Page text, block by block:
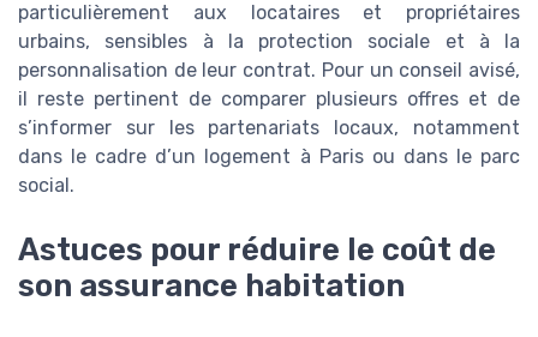
particulièrement aux locataires et propriétaires
urbains, sensibles à la protection sociale et à la
personnalisation de leur contrat. Pour un conseil avisé,
il reste pertinent de comparer plusieurs offres et de
s’informer sur les partenariats locaux, notamment
dans le cadre d’un logement à Paris ou dans le parc
social.
Astuces pour réduire le coût de
son assurance habitation